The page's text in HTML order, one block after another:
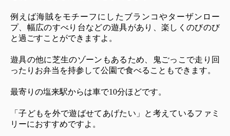
例えば海賊をモチーフにしたブランコやターザンロー
プ、幅広のすべり台などの遊具があり、楽しくのびのび
と過ごすことができますよ。
遊具の他に芝生のゾーンもあるため、鬼ごっこで走り回
ったりお弁当を持参して公園で食べることもできます。
最寄りの塩来駅からは車で10分ほどです。
「子どもを外で遊ばせてあげたい」と考えているファミ
リーにおすすめですよ。